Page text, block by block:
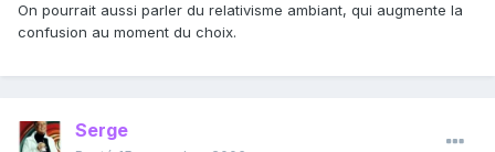
On pourrait aussi parler du relativisme ambiant, qui augmente la
confusion au moment du choix.
Serge